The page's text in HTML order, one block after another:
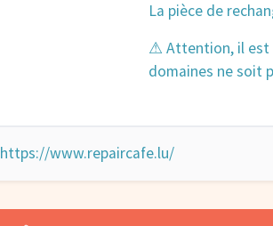
La pièce de
⚠ Attention, il est
domaines ne soit
https://www.repaircafe.lu/